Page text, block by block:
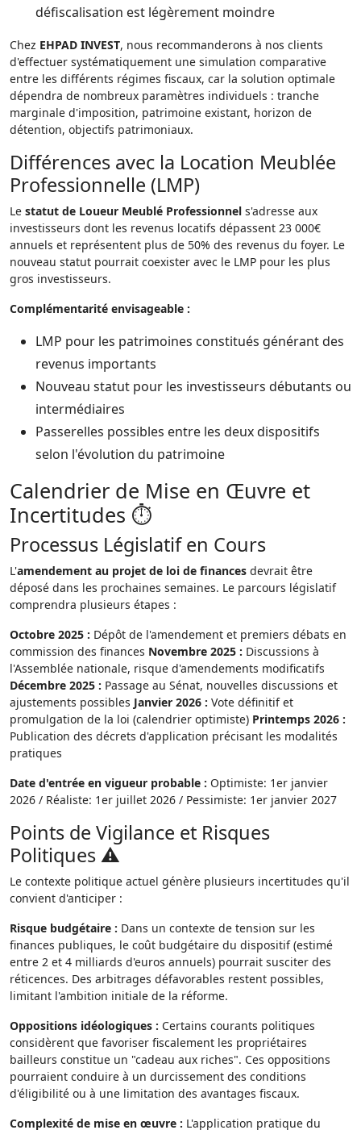
défiscalisation est légèrement moindre
Chez EHPAD INVEST, nous recommanderons à nos clients
d'effectuer systématiquement une simulation comparative
entre les différents régimes fiscaux, car la solution optimale
dépendra de nombreux paramètres individuels : tranche
marginale d'imposition, patrimoine existant, horizon de
détention, objectifs patrimoniaux.
Différences avec la Location Meublée
Professionnelle (LMP)
Le statut de Loueur Meublé Professionnel s'adresse aux
investisseurs dont les revenus locatifs dépassent 23 000€
annuels et représentent plus de 50% des revenus du foyer. Le
nouveau statut pourrait coexister avec le LMP pour les plus
gros investisseurs.
Complémentarité envisageable :
LMP pour les patrimoines constitués générant des
revenus importants
Nouveau statut pour les investisseurs débutants ou
intermédiaires
Passerelles possibles entre les deux dispositifs
selon l'évolution du patrimoine
Calendrier de Mise en Œuvre et
Incertitudes ⏱️
Processus Législatif en Cours
L'amendement au projet de loi de finances devrait être
déposé dans les prochaines semaines. Le parcours législatif
comprendra plusieurs étapes :
Octobre 2025 : Dépôt de l'amendement et premiers débats en
commission des finances Novembre 2025 : Discussions à
l'Assemblée nationale, risque d'amendements modificatifs
Décembre 2025 : Passage au Sénat, nouvelles discussions et
ajustements possibles Janvier 2026 : Vote définitif et
promulgation de la loi (calendrier optimiste) Printemps 2026 :
Publication des décrets d'application précisant les modalités
pratiques
Date d'entrée en vigueur probable : Optimiste: 1er janvier
2026 / Réaliste: 1er juillet 2026 / Pessimiste: 1er janvier 2027
Points de Vigilance et Risques
Politiques ⚠️
Le contexte politique actuel génère plusieurs incertitudes qu'il
convient d'anticiper :
Risque budgétaire : Dans un contexte de tension sur les
finances publiques, le coût budgétaire du dispositif (estimé
entre 2 et 4 milliards d'euros annuels) pourrait susciter des
réticences. Des arbitrages défavorables restent possibles,
limitant l'ambition initiale de la réforme.
Oppositions idéologiques : Certains courants politiques
considèrent que favoriser fiscalement les propriétaires
bailleurs constitue un "cadeau aux riches". Ces oppositions
pourraient conduire à un durcissement des conditions
d'éligibilité ou à une limitation des avantages fiscaux.
Complexité de mise en œuvre : L'application pratique du